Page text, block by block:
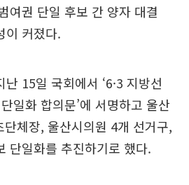
여권 단일 후보 간 양자 대결
이 커졌다.
15일 국회에서 ‘6·3 지방선
일화 합의문’에 서명하고 울산
체장, 울산시의원 4개 선거구,
단일화를 추진하기로 했다.